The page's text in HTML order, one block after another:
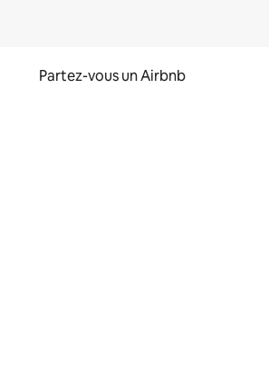
Partez-vous un Airbnb